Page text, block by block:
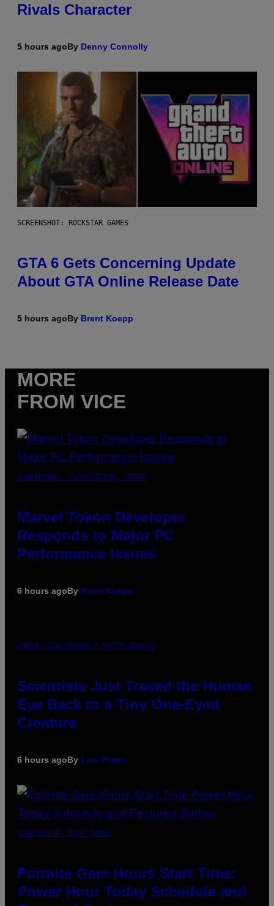
Rivals Character
5 hours agoBy Denny Connolly
SCREENSHOT: ROCKSTAR GAMES
GTA 6 Gets Concerning Update
About GTA Online Release Date
5 hours agoBy Brent Koepp
MORE
FROM VICE
SCREENSHOT: PLAYSTATION, STEAM
Marvel Tokon Developer
Responds to Major PC
Performance Issues
6 hours agoBy Brent Koepp
PHOTO: CSA IMAGES / GETTY IMAGES
Scientists Just Traced the Human
Eye Back to a Tiny One-Eyed
Creature
6 hours agoBy Luis Prada
SCREENSHOT: EPIC GAMES
Fortnite Gem Hours Start Time:
Power Hour Today Schedule and